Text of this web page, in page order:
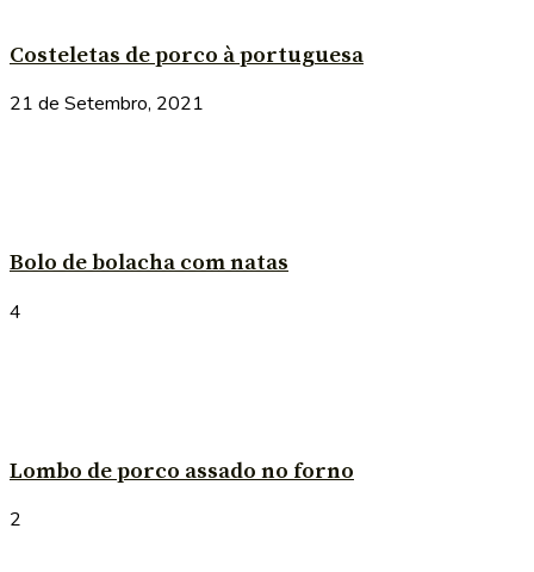
Costeletas de porco à portuguesa
21 de Setembro, 2021
Bolo de bolacha com natas
4
Lombo de porco assado no forno
2